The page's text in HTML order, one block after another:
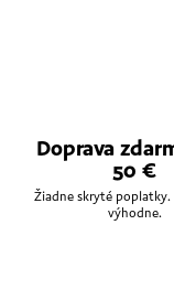
Doprava
50 €
Žiadne skryté
výhodne.